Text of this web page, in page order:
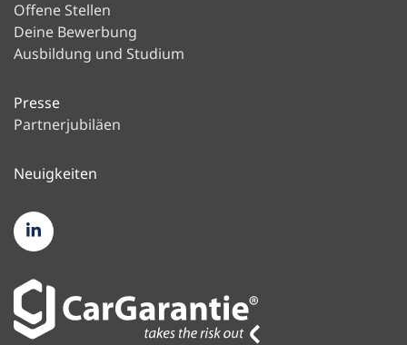
Offene Stellen
Deine Bewerbung
Ausbildung und Studium
Presse
Partnerjubiläen
Neuigkeiten